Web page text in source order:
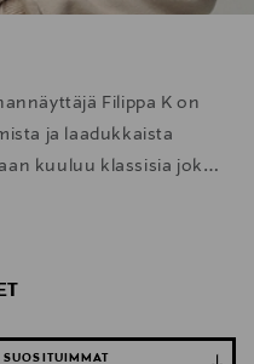
Filippa K on
ja laadukkaista
kuuluu klassisia joka